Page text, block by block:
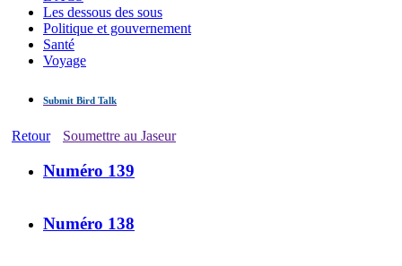
Les dessous des sous
Politique et gouvernement
Santé
Voyage
Submit Bird Talk
Retour Soumettre au Jaseur
Numéro 139
Numéro 138